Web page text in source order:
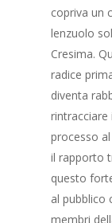
copriva un
lenzuolo
Cresima.
radice
diventa
processo
il rapporto
questo
al pubblico
membri